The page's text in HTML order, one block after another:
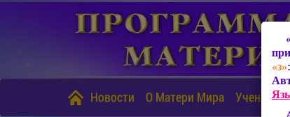
Новости О Матери Мира Учение
«з»